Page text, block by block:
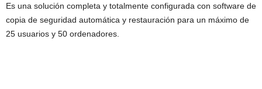
Es una solución completa y totalmente configurada con software de
copia de seguridad automática y restauración para un máximo de
25 usuarios y 50 ordenadores.